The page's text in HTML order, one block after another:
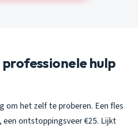
hulp
om het zelf te proberen. Een fles
ontstoppingsveer €25. Lijkt